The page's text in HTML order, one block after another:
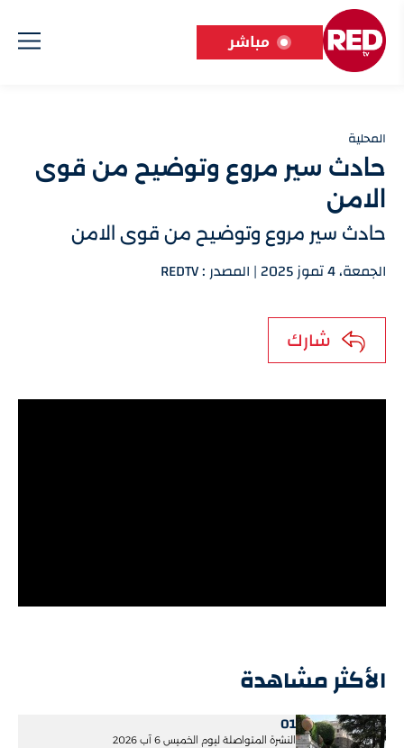
مباشر
المحلية
حادث سير مروع وتوضيح من قوى
الامن
حادث سير مروع وتوضيح من قوى الامن
الجمعة، 4 تموز 2025 | المصدر : REDTV
شارك
الأكثر مشاهدة
01
النشرة المتواصلة ليوم الخميس 6 آب 2026